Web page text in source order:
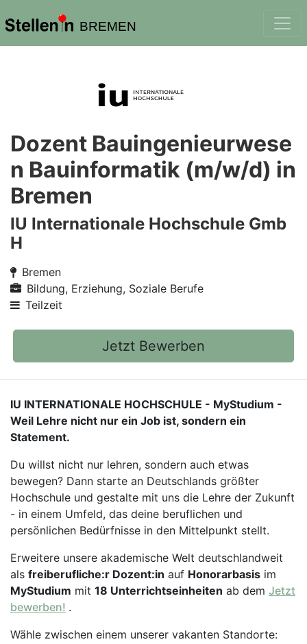
BREMEN
Dozent Bauingenieurwese
n Bauinformatik (m/w/d) in
Bremen
IU Internationale Hochschule Gmb
H
Bremen
Bildung, Erziehung, Soziale Berufe
Teilzeit
Jetzt Bewerben
IU INTERNATIONALE HOCHSCHULE - MyStudium -
Weil Lehre nicht nur ein Job ist, sondern ein
Statement.
Du willst nicht nur lehren, sondern auch etwas
bewegen? Dann starte an Deutschlands größter
Hochschule und gestalte mit uns die Lehre der Zukunft
- in einem Umfeld, das deine beruflichen und
persönlichen Bedürfnisse in den Mittelpunkt stellt.
Erweitere unsere akademische Welt deutschlandweit
als freiberufliche:r Dozent:in auf Honorarbasis im
MyStudium mit 18 Unterrichtseinheiten ab dem Jetzt
bewerben! .
Wähle zwischen einem unserer vakanten Standorte: